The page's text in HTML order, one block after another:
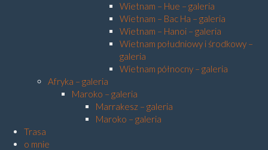
Wietnam – Hue – galeria
Wietnam – Bac Ha – galeria
Wietnam – Hanoi – galeria
Wietnam południowy i środkowy –
galeria
Wietnam północny – galeria
Afryka – galeria
Maroko – galeria
Marrakesz – galeria
Maroko – galeria
Trasa
o mnie